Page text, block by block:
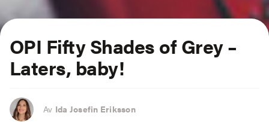
OPI Fifty Shades of Grey –
Laters, baby!
Av Ida Josefin Eriksson